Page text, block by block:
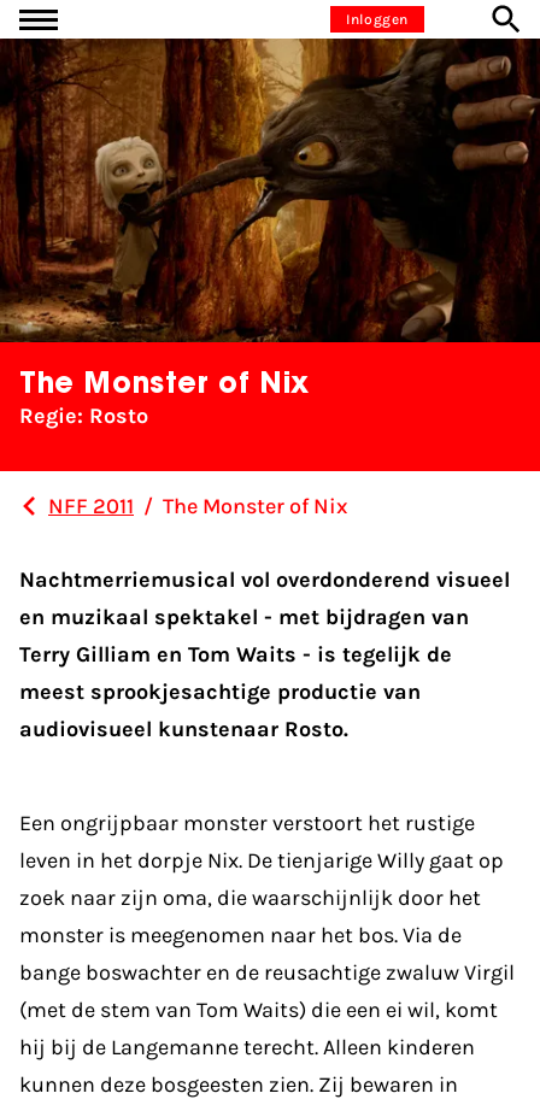
Ga naar inhoudInloggen
The Monster of Nix
Regie: Rosto
NFF 2011 / The Monster of Nix
Nachtmerriemusical vol overdonderend visueel
en muzikaal spektakel - met bijdragen van
Terry Gilliam en Tom Waits - is tegelijk de
meest sprookjesachtige productie van
audiovisueel kunstenaar Rosto.
Een ongrijpbaar monster verstoort het rustige
leven in het dorpje Nix. De tienjarige Willy gaat op
zoek naar zijn oma, die waarschijnlijk door het
monster is meegenomen naar het bos. Via de
bange boswachter en de reusachtige zwaluw Virgil
(met de stem van Tom Waits) die een ei wil, komt
hij bij de Langemanne terecht. Alleen kinderen
kunnen deze bosgeesten zien. Zij bewaren in